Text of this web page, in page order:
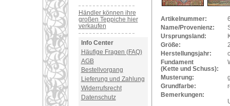
Händler können ihre
großen Teppiche hier
verkaufen
Info Center
Häufige Fragen (FAQ)
AGB
Bestellvorgang
Lieferung und Zahlung
Widerrufsrecht
Datenschutz
Artikelnummer:
Name/Provenienz:
Ursprungsland:
Größe:
Herstellungsjahr:
Fundament
(Kette und Schuss):
Musterung:
Grundfarbe:
Bemerkungen: